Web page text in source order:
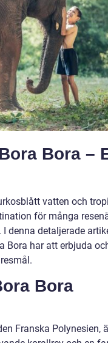
Bora –
vatten och
för många
denna detaljerade
Bora har att erbjuda
Bora
Franska Polynesien,